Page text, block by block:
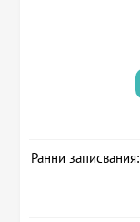
Ранни